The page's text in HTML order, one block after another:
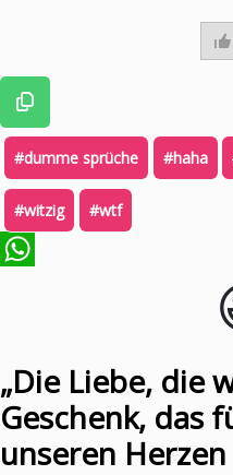
#dumme sprüche #haha
#witzig #wtf
„Die Liebe, die
Geschenk, das
unseren